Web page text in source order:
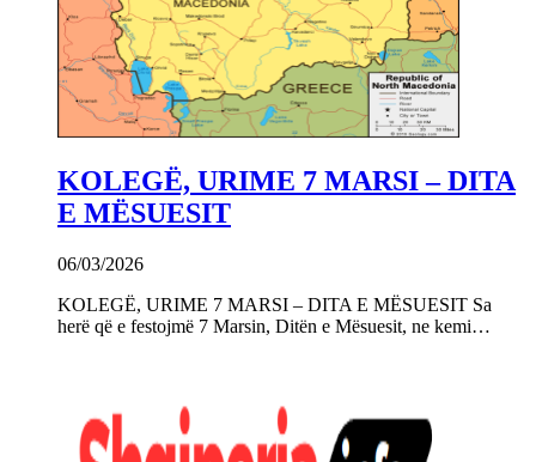
KOLEGË, URIME 7 MARSI – DITA
E MËSUESIT
06/03/2026
KOLEGË, URIME 7 MARSI – DITA E MËSUESIT Sa
herë që e festojmë 7 Marsin, Ditën e Mësuesit, ne kemi…